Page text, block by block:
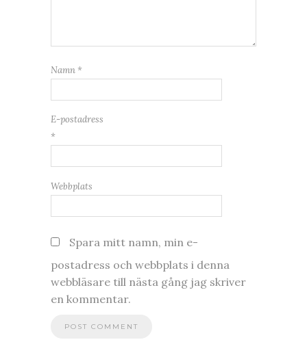
Namn *
E-postadress
*
Webbplats
Spara mitt namn, min e-
postadress och webbplats i denna
webbläsare till nästa gång jag skriver
en kommentar.